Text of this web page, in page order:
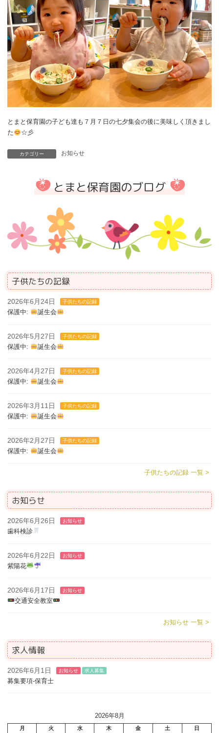
とまと保育園の子ども達も７月７日の七夕集会の後に美味しく頂きまし
た
☆彡
カテゴリー お知らせ
とまと保育園のブログ
子供たちの記録
2026年6月24日 子供たちの記録
保護中: 誕生会
2026年5月27日 子供たちの記録
保護中: 誕生会
2026年4月27日 子供たちの記録
保護中: 誕生会
2026年3月11日 子供たちの記録
保護中: 誕生会
2026年2月27日 子供たちの記録
保護中: 誕生会
子供たちの記録 一覧 >
お知らせ
2026年6月26日 お知らせ
歯科検診
2026年6月22日 お知らせ
紫陽花
2026年6月17日 お知らせ
交通安全教室
お知らせ 一覧 >
求人情報
2026年6月1日 お知らせ 求人募集
募集要項-保育士
2026年8月
月 火 水 木 金 土 日